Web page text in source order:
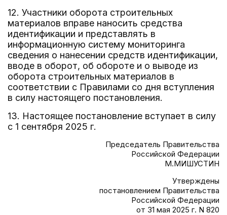
12. Участники оборота строительных
материалов вправе наносить средства
идентификации и представлять в
информационную систему мониторинга
сведения о нанесении средств идентификации,
вводе в оборот, об обороте и о выводе из
оборота строительных материалов в
соответствии с Правилами со дня вступления
в силу настоящего постановления.
13. Настоящее постановление вступает в силу
с 1 сентября 2025 г.
Председатель Правительства
Российской Федерации
М.МИШУСТИН
Утверждены
постановлением Правительства
Российской Федерации
от 31 мая 2025 г. N 820